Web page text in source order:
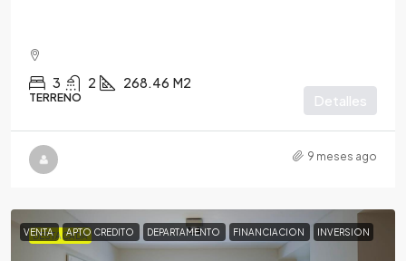
3 2 268.46 M2
TERRENO Detalles
9 meses ago
DESTACADA
VENTA APTO CREDITO DEPARTAMENTO FINANCIACION INVERSION